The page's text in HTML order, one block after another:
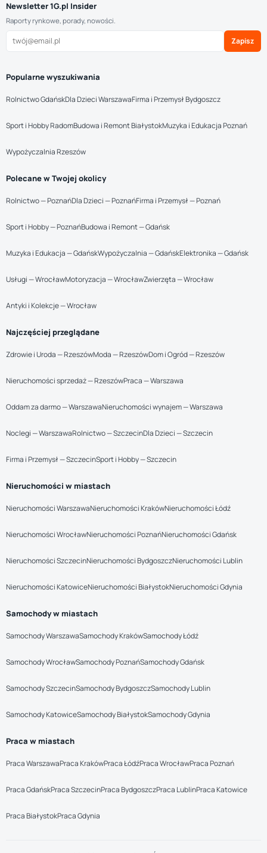
Newsletter 1G.pl Insider
Raporty rynkowe, porady, nowości.
Zapisz
Popularne wyszukiwania
Rolnictwo GdańskDla Dzieci WarszawaFirma i Przemysł Bydgoszcz
Sport i Hobby RadomBudowa i Remont BiałystokMuzyka i Edukacja Poznań
Wypożyczalnia Rzeszów
Polecane w Twojej okolicy
Rolnictwo — PoznańDla Dzieci — PoznańFirma i Przemysł — Poznań
Sport i Hobby — PoznańBudowa i Remont — Gdańsk
Muzyka i Edukacja — GdańskWypożyczalnia — GdańskElektronika — Gdańsk
Usługi — WrocławMotoryzacja — WrocławZwierzęta — Wrocław
Antyki i Kolekcje — Wrocław
Najczęściej przeglądane
Zdrowie i Uroda — RzeszówModa — RzeszówDom i Ogród — Rzeszów
Nieruchomości sprzedaż — RzeszówPraca — Warszawa
Oddam za darmo — WarszawaNieruchomości wynajem — Warszawa
Noclegi — WarszawaRolnictwo — SzczecinDla Dzieci — Szczecin
Firma i Przemysł — SzczecinSport i Hobby — Szczecin
Nieruchomości w miastach
Nieruchomości WarszawaNieruchomości KrakówNieruchomości Łódź
Nieruchomości WrocławNieruchomości PoznańNieruchomości Gdańsk
Nieruchomości SzczecinNieruchomości BydgoszczNieruchomości Lublin
Nieruchomości KatowiceNieruchomości BiałystokNieruchomości Gdynia
Samochody w miastach
Samochody WarszawaSamochody KrakówSamochody Łódź
Samochody WrocławSamochody PoznańSamochody Gdańsk
Samochody SzczecinSamochody BydgoszczSamochody Lublin
Samochody KatowiceSamochody BiałystokSamochody Gdynia
Praca w miastach
Praca WarszawaPraca KrakówPraca ŁódźPraca WrocławPraca Poznań
Praca GdańskPraca SzczecinPraca BydgoszczPraca LublinPraca Katowice
Praca BiałystokPraca Gdynia